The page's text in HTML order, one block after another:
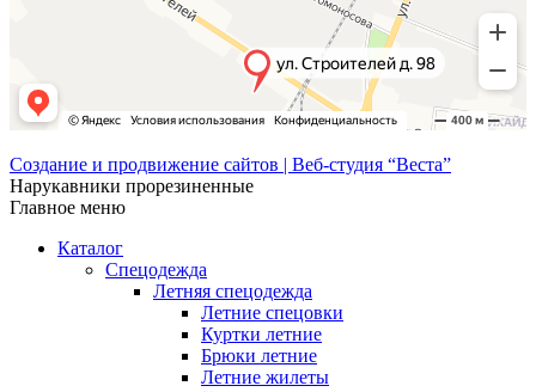
Создание и продвижение сайтов | Веб-студия “Веста”
Нарукавники прорезиненные
Главное меню
Каталог
Спецодежда
Летняя спецодежда
Летние спецовки
Куртки летние
Брюки летние
Летние жилеты